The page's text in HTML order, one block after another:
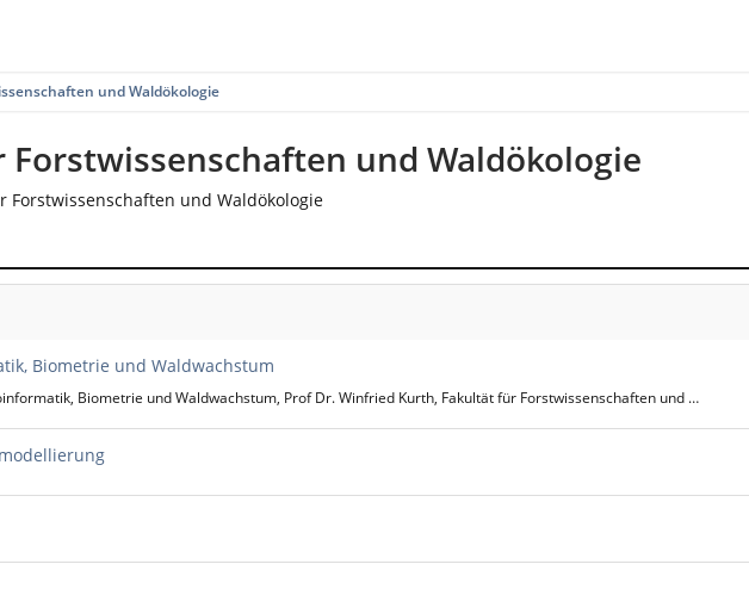
und Waldökologie
und Waldökologie
Forstwissenschaften und Waldökologie
Biometrie und Waldwachstum
Biometrie und Waldwachstum, Prof Dr. Winfried Kurth, Fakultät für Forstwissenschaften und …